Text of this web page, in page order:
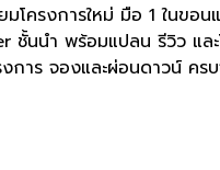
มโครงการใหม่ มือ 1 ในขอ
ชั้นนำ พร้อมแปลน รีวิว และ
งการ จองและผ่อนดาวน์ คร